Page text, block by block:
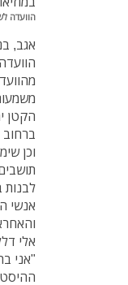
הוועדה
אגב,
הקטן
וכן
לבנות
אנשי
אלי
"אני